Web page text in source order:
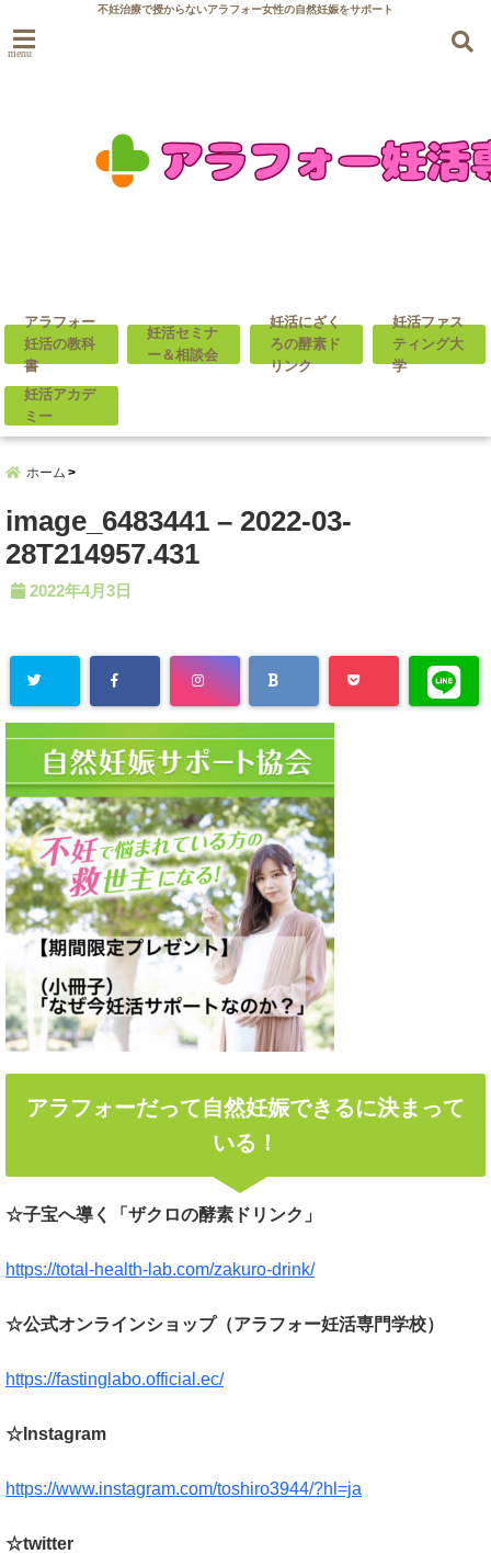
不妊治療で授からないアラフォー女性の自然妊娠をサポート
menu
アラフォー
妊活の教科
書
妊活セミナ
ー＆相談会
妊活にざく
ろの酵素ド
リンク
妊活ファス
ティング大
学
妊活アカデ
ミー
ホーム
image_6483441 – 2022-03-
28T214957.431
2022年4月3日
アラフォーだって自然妊娠できるに決まって
いる！
☆子宝へ導く「ザクロの酵素ドリンク」
https://total-health-lab.com/zakuro-drink/
☆公式オンラインショップ（アラフォー妊活専門学校）
https://fastinglabo.official.ec/
☆Instagram
https://www.instagram.com/toshiro3944/?hl=ja
☆twitter